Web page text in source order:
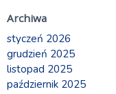
Archiwa
styczeń 2026
grudzień 2025
listopad 2025
październik 2025